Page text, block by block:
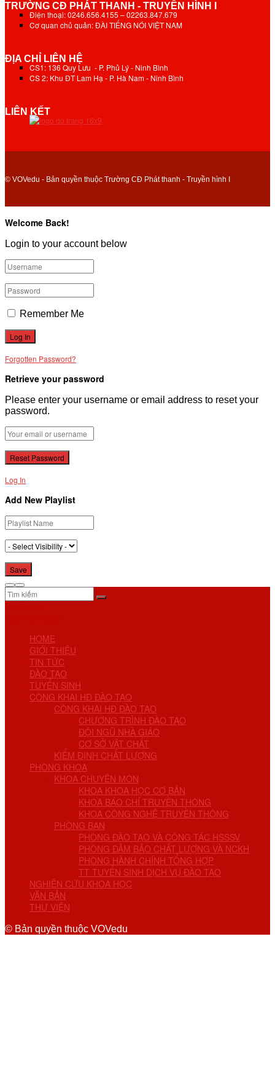
TRƯỜNG CĐ PHÁT THANH - TRUYỀN HÌNH I
Điện thoại: 0246.656.4155 – 02263.847.679
Cơ quan chủ quản: ĐÀI TIẾNG NÓI VIỆT NAM
ĐỊA CHỈ LIÊN HỆ
CS1: 136 Quy Lưu - P. Phủ Lý - Ninh Bình
CS 2: Khu ĐT Lam Hạ - P. Hà Nam - Ninh Bình
LIÊN KẾT
© VOVedu - Bản quyền thuộc Trường CĐ Phát thanh - Truyền hình I
Welcome Back!
Login to your account below
Remember Me
Forgotten Password?
Retrieve your password
Please enter your username or email address to reset your
password.
Log In
Add New Playlist
HOME
GIỚI THIỆU
TIN TỨC
ĐÀO TẠO
TUYỂN SINH
CÔNG KHAI HĐ ĐÀO TẠO
CÔNG KHAI HĐ ĐÀO TẠO
CHƯƠNG TRÌNH ĐÀO TẠO
ĐỘI NGŨ NHÀ GIÁO
CƠ SỞ VẬT CHẤT
KIỂM ĐỊNH CHẤT LƯỢNG
PHÒNG KHOA
KHOA CHUYÊN MÔN
KHOA KHOA HỌC CƠ BẢN
KHOA BÁO CHÍ TRUYỀN THÔNG
KHOA CÔNG NGHỆ TRUYỀN THÔNG
PHÒNG BAN
PHÒNG ĐÀO TẠO VÀ CÔNG TÁC HSSSV
PHÒNG ĐẢM BẢO CHẤT LƯỢNG VÀ NCKH
PHÒNG HÀNH CHÍNH TỔNG HỢP
TT TUYỂN SINH DỊCH VỤ ĐÀO TẠO
NGHIÊN CỨU KHOA HỌC
VĂN BẢN
THƯ VIỆN
© Bản quyền thuộc VOVedu